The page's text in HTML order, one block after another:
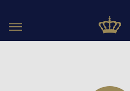
Toggle